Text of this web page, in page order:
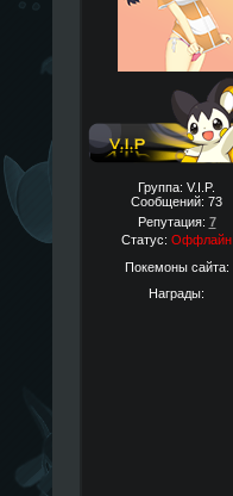
Группа: V.I.P.
Сообщений: 73
Репутация: 7
Статус: Оффлайн
Покемоны сайта:
Награды: